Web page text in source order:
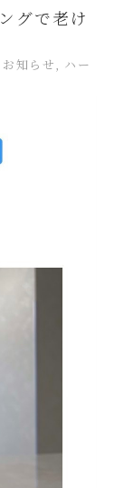
グで老け
お知らせ, ハー